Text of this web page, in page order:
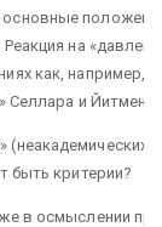
на
как, например,
Селлара и Йитмена.
быть критерии?
в осмыслении